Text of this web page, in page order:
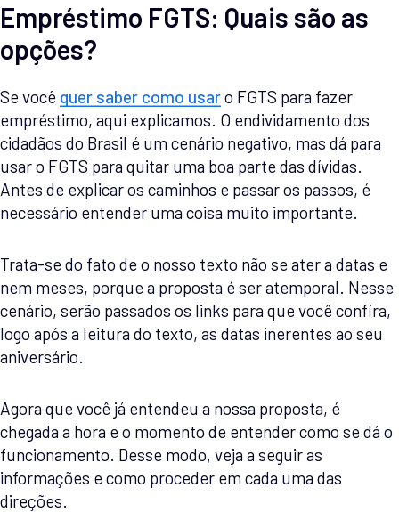
Empréstimo FGTS: Quais são as
opções?
Se você quer saber como usaro FGTS para fazer
empréstimo, aqui explicamos. O endividamento dos
cidadãos do Brasil é um cenário negativo, mas dá para
usar o FGTS para quitar uma boa parte das dívidas.
Antes de explicar os caminhos e passar os passos, é
necessário entender uma coisa muito importante.
Trata-se do fato de o nosso texto não se ater a datas e
nem meses, porque a proposta é ser atemporal. Nesse
cenário, serão passados os links para que você confira,
logo após a leitura do texto, as datas inerentes ao seu
aniversário.
Agora que você já entendeu a nossa proposta, é
chegada a hora e o momento de entender como se dá o
funcionamento. Desse modo, veja a seguir as
informações e como proceder em cada uma das
direções.